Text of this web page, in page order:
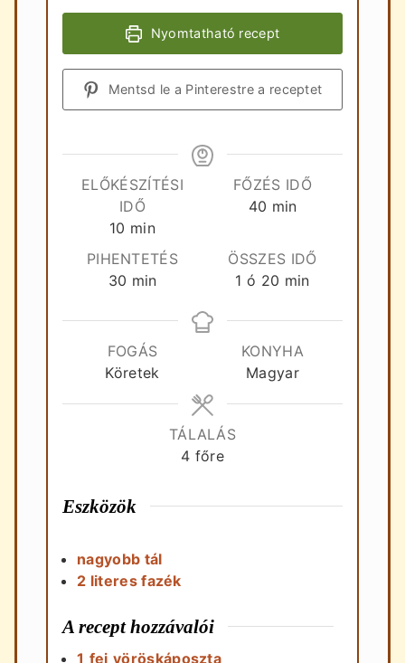
Nyomtatható recept
Mentsd le a Pinterestre a receptet
ELŐKÉSZÍTÉSI
IDŐ
10 perc
min
FŐZÉS IDŐ
40 perc
min
PIHENTETÉS
30 perc
min
ÖSSZES IDŐ
1 óra
ó 20 perc
min
FOGÁS
Köretek
KONYHA
Magyar
TÁLALÁS
4 főre
Eszközök
nagyobb tál
2 literes fazék
A recept hozzávalói
1 fej vöröskáposzta